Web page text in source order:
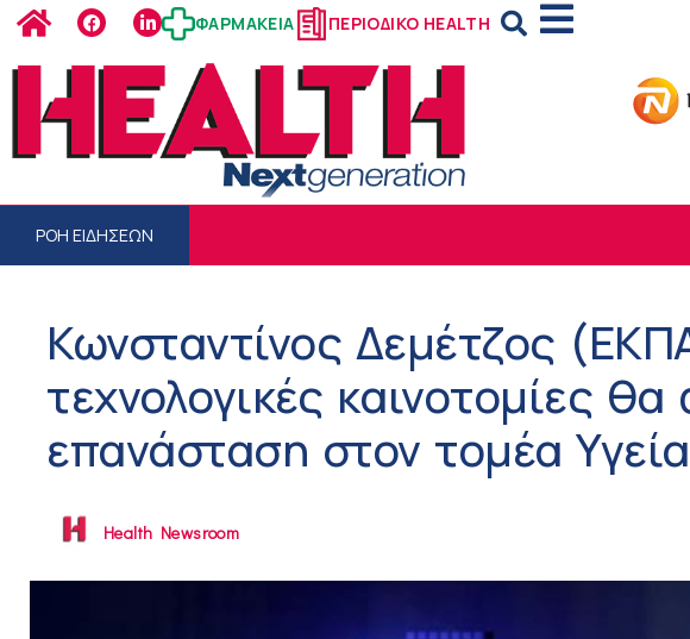
ΦΑΡΜΑΚΕΙΑ ΠΕΡΙΟΔΙΚΟ HEALTH
ΡΟΗ ΕΙΔΗΣΕΩΝ
Κωνσταντίνος Δεμέτζος
τεχνολογικές καινοτομίες
επανάσταση στον τομέα
Health Newsroom